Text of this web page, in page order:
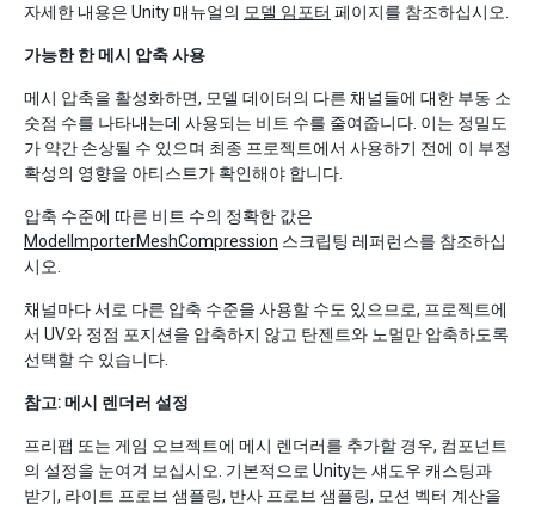
자세한 내용은 Unity 매뉴얼의 모델 임포터 페이지를 참조하십시오.
가능한 한 메시 압축 사용
메시 압축을 활성화하면, 모델 데이터의 다른 채널들에 대한 부동 소
숫점 수를 나타내는데 사용되는 비트 수를 줄여줍니다. 이는 정밀도
가 약간 손상될 수 있으며 최종 프로젝트에서 사용하기 전에 이 부정
확성의 영향을 아티스트가 확인해야 합니다.
압축 수준에 따른 비트 수의 정확한 값은
ModelImporterMeshCompression 스크립팅 레퍼런스를 참조하십
시오.
채널마다 서로 다른 압축 수준을 사용할 수도 있으므로, 프로젝트에
서 UV와 정점 포지션을 압축하지 않고 탄젠트와 노멀만 압축하도록
선택할 수 있습니다.
참고: 메시 렌더러 설정
프리팹 또는 게임 오브젝트에 메시 렌더러를 추가할 경우, 컴포넌트
의 설정을 눈여겨 보십시오. 기본적으로 Unity는 섀도우 캐스팅과
받기, 라이트 프로브 샘플링, 반사 프로브 샘플링, 모션 벡터 계산을